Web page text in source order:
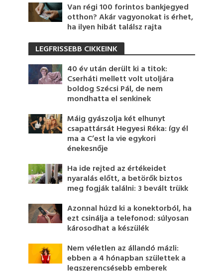
Van régi 100 forintos bankjegyed
otthon? Akár vagyonokat is érhet,
ha ilyen hibát találsz rajta
LEGFRISSEBB CIKKEINK
40 év után derült ki a titok:
Cserháti mellett volt utoljára
boldog Szécsi Pál, de nem
mondhatta el senkinek
Máig gyászolja két elhunyt
csapattársát Hegyesi Réka: így él
ma a C’est la vie egykori
énekesnője
Ha ide rejted az értékeidet
nyaralás előtt, a betörők biztos
meg fogják találni: 3 bevált trükk
Azonnal húzd ki a konektorból, ha
ezt csinálja a telefonod: súlyosan
károsodhat a készülék
Nem véletlen az állandó mázli:
ebben a 4 hónapban születtek a
legszerencsésebb emberek